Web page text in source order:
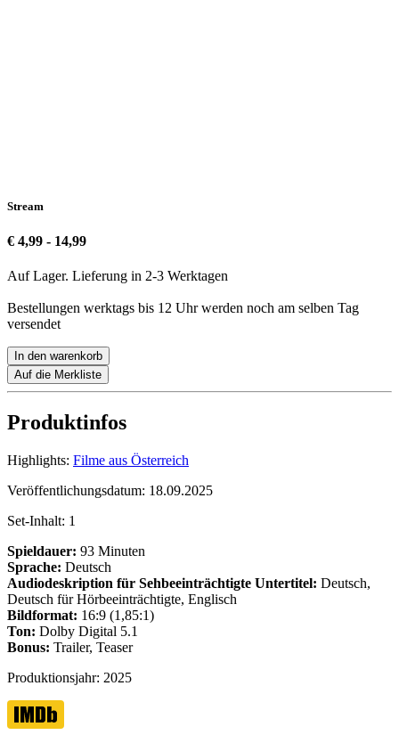
Stream
€ 4,99 - 14,99
Auf Lager. Lieferung in 2-3 Werktagen
Bestellungen werktags bis 12 Uhr werden noch am selben Tag
versendet
In den warenkorb
Auf die Merkliste
Produktinfos
Highlights: Filme aus Österreich
Veröffentlichungsdatum: 18.09.2025
Set-Inhalt: 1
Spieldauer: 93 Minuten
Sprache: Deutsch
Audiodeskription für Sehbeeinträchtigte Untertitel: Deutsch,
Deutsch für Hörbeeinträchtigte, Englisch
Bildformat: 16:9 (1,85:1)
Ton: Dolby Digital 5.1
Bonus: Trailer, Teaser
Produktionsjahr: 2025